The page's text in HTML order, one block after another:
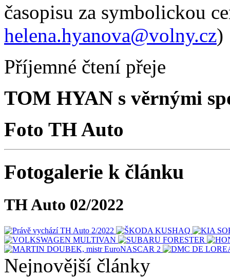
časopisu za symbolickou
helena.hyanova@volny.cz)
Příjemné čtení přeje
TOM HYAN s věrnými
Foto TH Auto
Fotogalerie k článku
TH Auto 02/2022
Nejnovější články